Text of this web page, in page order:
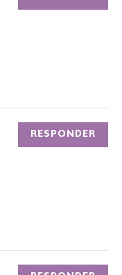
RESPONDER